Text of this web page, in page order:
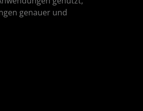
genauer und